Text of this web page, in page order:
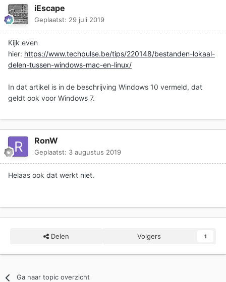
iEscape
Geplaatst: 29 juli 2019
Kijk even
hier: https://www.techpulse.be/tips/220148/bestanden-lokaal-
delen-tussen-windows-mac-en-linux/
In dat artikel is in de beschrijving Windows 10 vermeld, dat
geldt ook voor Windows 7.
RonW
Geplaatst: 3 augustus 2019
Helaas ook dat werkt niet.
Delen Volgers 1
Ga naar topic overzicht